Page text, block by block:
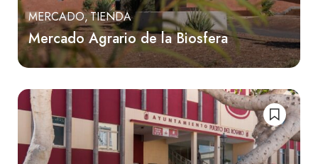
MERCADO TIENDA
Mercado Agrario de la Biosfera